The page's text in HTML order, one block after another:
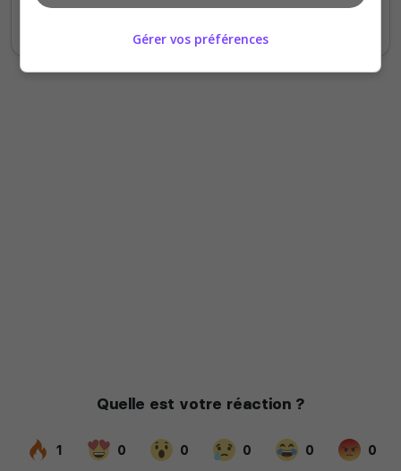
Gérer vos préférences